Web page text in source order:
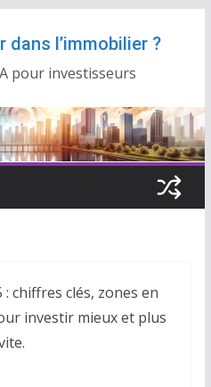
dans l’immobilier ?
pour investisseurs